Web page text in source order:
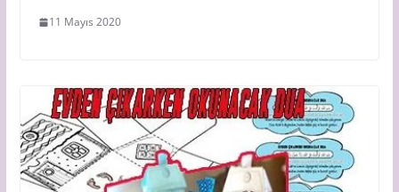
11 Mayıs 2020